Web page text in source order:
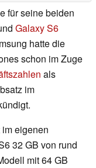
für seine beiden
Galaxy S6
hatte die
schon im Zuge
als
im
eigenen
32 GB von rund
mit 64 GB